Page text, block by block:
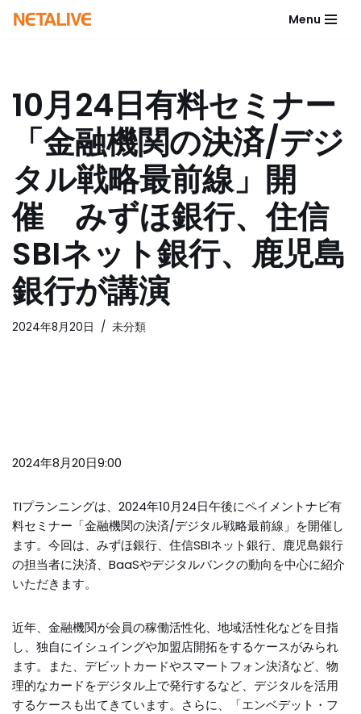
ン
ツ
キ
ッ
プ
Menu
10月24日有料セミナー
「金融機関の決済/デジ
タル戦略最前線」開
催 みずほ銀行、住信
SBIネット銀行、鹿児島
銀行が講演
2024年8月20日 未分類
2024年8月20日9:00
TIプランニングは、2024年10月24日午後にペイメントナビ有
料セミナー「金融機関の決済/デジタル戦略最前線」を開催し
ます。今回は、みずほ銀行、住信SBIネット銀行、鹿児島銀行
の担当者に決済、BaaSやデジタルバンクの動向を中心に紹介
いただきます。
近年、金融機関が会員の稼働活性化、地域活性化などを目指
し、独自にイシュイングや加盟店開拓をするケースがみられ
ます。また、デビットカードやスマートフォン決済など、物
理的なカードをデジタル上で発行するなど、デジタルを活用
するケースも出てきています。さらに、「エンベデット・フ